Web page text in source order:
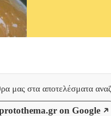
μας στα αποτελέσματα
on Google